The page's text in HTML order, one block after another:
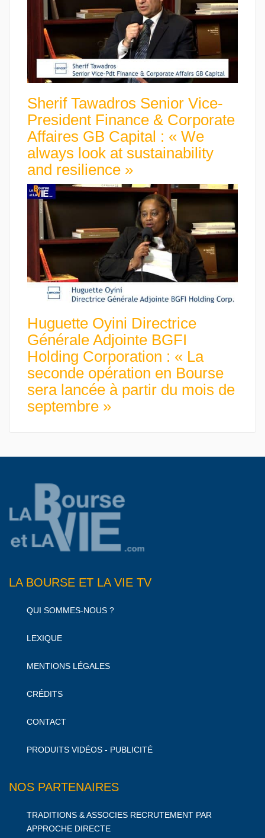
Sherif Tawadros Senior Vice-
President Finance & Corporate
Affaires GB Capital : « We
always look at sustainability
and resilience »
Huguette Oyini Directrice
Générale Adjointe BGFI
Holding Corporation : « La
seconde opération en Bourse
sera lancée à partir du mois de
septembre »
LA BOURSE ET LA VIE TV
QUI SOMMES-NOUS ?
LEXIQUE
MENTIONS LÉGALES
CRÉDITS
CONTACT
PRODUITS VIDÉOS - PUBLICITÉ
NOS PARTENAIRES
TRADITIONS & ASSOCIES RECRUTEMENT PAR
APPROCHE DIRECTE